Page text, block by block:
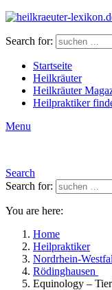
Search for:
Startseite
Heilkräuter
Heilkräuter
Heilpraktiker
Menu
Search
Search for:
You are here:
Home
Heilpraktiker
Nordrhein-
Rödinghausen
Equinology –